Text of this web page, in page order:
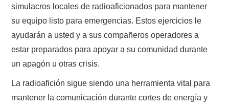
simulacros locales de radioaficionados para mantener
su equipo listo para emergencias. Estos ejercicios le
ayudarán a usted y a sus compañeros operadores a
estar preparados para apoyar a su comunidad durante
un apagón u otras crisis.
La radioafición sigue siendo una herramienta vital para
mantener la comunicación durante cortes de energía y